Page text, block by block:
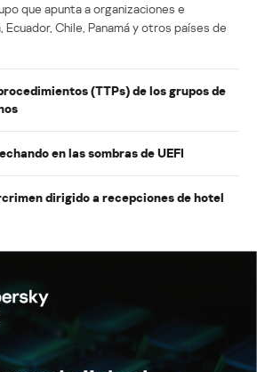
que apunta a organizaciones e
Chile, Panamá y otros países de
(TTPs) de los grupos de
en las sombras de UEFI
dirigido a recepciones de hotel